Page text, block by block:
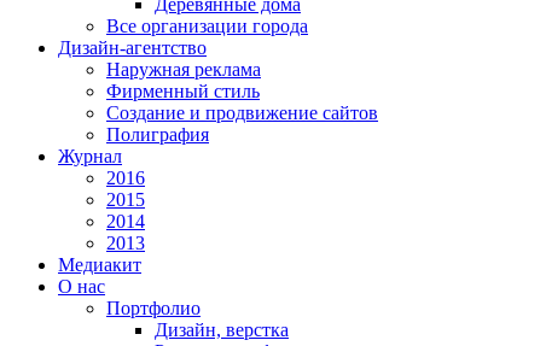
Все организации города
Дизайн-агентство
Наружная реклама
Фирменный стиль
Создание и продвижение сайтов
Полиграфия
Журнал
2016
2015
2014
2013
Медиакит
О нас
Портфолио
Дизайн, верстка